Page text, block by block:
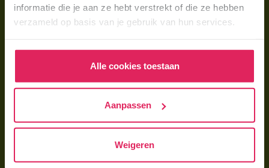
informatie die je aan ze hebt verstrekt of die ze hebben
verzameld op basis van je gebruik van hun services.
Alle cookies toestaan
Aanpassen
Weigeren
Hoe vind ik een gastouder?
Gastouder worden bij 4Kids
Hoe vind ik gastkinderen?
Trainingen & cursussen
Gastouder worden